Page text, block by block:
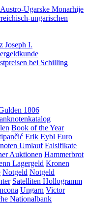
Ugarske Monarhije
ungarischen
Joseph I.
bei Schilling
1806
Book of the Year
Erik Eybl Euro
Umlauf Falsifikate
Auktionen Hammerbrot
Lagergeld Kronen
Notgeld Notgeld
Satelliten Hollogramm
Ungarn Victor
Nationalbank